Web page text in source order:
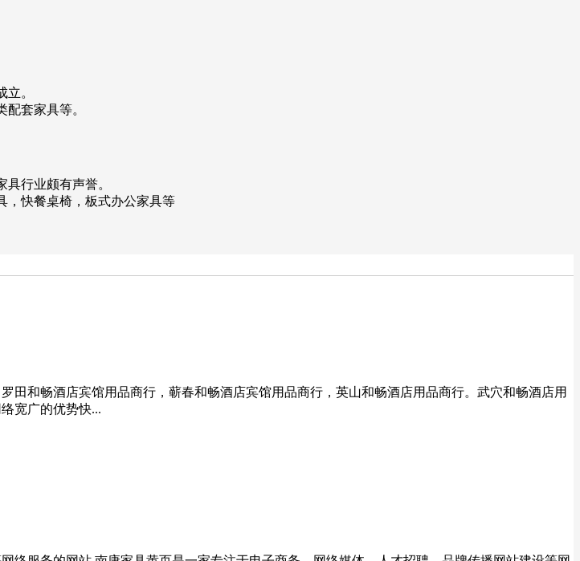
。
套家具等。
行业颇有声誉。
，快餐桌椅，板式办公家具等
田和畅酒店宾馆用品商行，蕲春和畅酒店宾馆用品商行，英山和畅酒店用品商行。武穴和畅酒店用
宽广的优势快...